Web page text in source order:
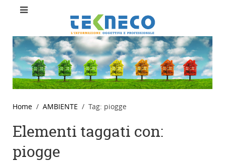
Home AMBIENTE Tag: piogge
Elementi taggati con:
piogge